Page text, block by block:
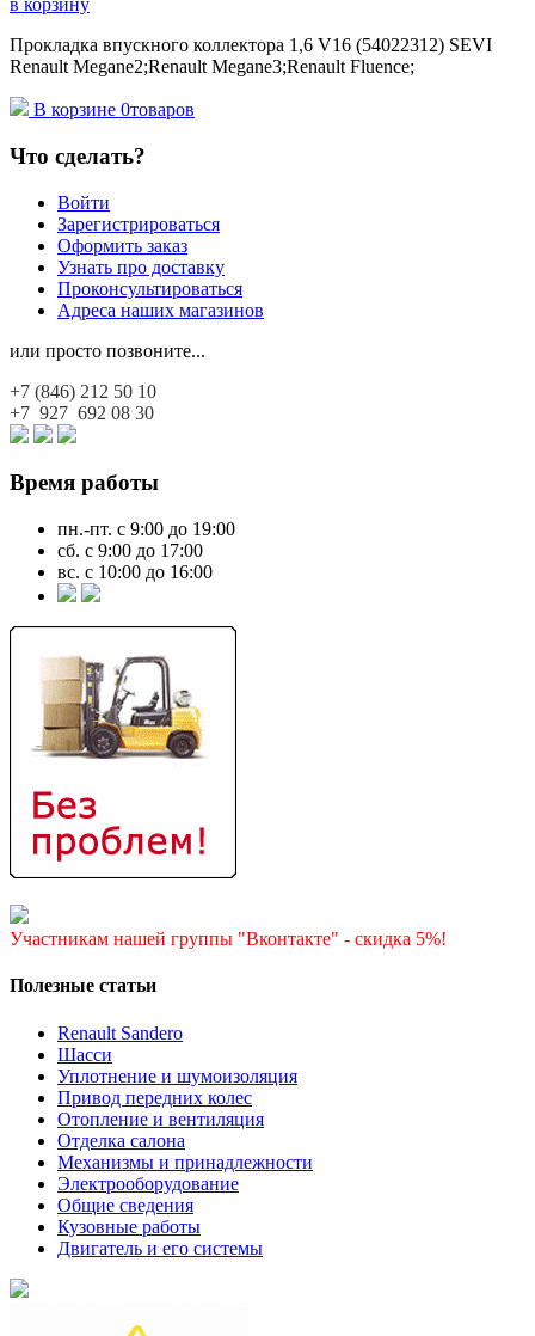
в корзину
Прокладка впускного коллектора 1,6 V16 (54022312) SEVI
Renault Megane2;Renault Megane3;Renault Fluence;
В корзине 0товаров
Что сделать?
Войти
Зарегистрироваться
Оформить заказ
Узнать про доставку
Проконсультироваться
Адреса наших магазинов
или просто позвоните...
+7 (846) 212 50 10
+7 927 692 08 30
Время работы
пн.-пт. с 9:00 до 19:00
сб. с 9:00 до 17:00
вс. с 10:00 до 16:00
Участникам нашей группы "Вконтакте" - скидка 5%!
Полезные статьи
Renault Sandero
Шасси
Уплотнение и шумоизоляция
Привод передних колес
Отопление и вентиляция
Отделка салона
Механизмы и принадлежности
Электрооборудование
Общие сведения
Кузовные работы
Двигатель и его системы